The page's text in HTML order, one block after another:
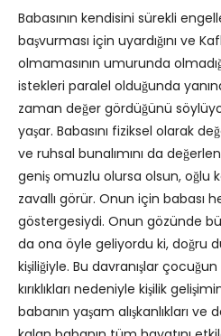
Babasının kendisini sürekli
başvurması için uyardığını ve
olmamasının umurunda
istekleri paralel olduğunda
zaman değer gördüğünü
yaşar. Babasını fiziksel olarak
ve ruhsal bunalımını da
geniş omuzlu olursa olsun, oğlu
zavallı görür. Onun için babası
göstergesiydi. Onun gözünde
da ona öyle geliyordu ki, doğru
kişiliğiyle. Bu davranışlar çocuğun
kırıklıkları nedeniyle kişilik
babanın yaşam alışkanlıkları ve